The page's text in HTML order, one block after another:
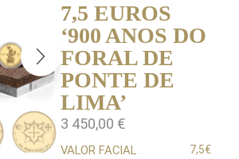
7,5 EUROS
‘900 ANOS DO
FORAL DE
PONTE DE
LIMA’
3 450,00 €
VALOR FACIAL 7,5€